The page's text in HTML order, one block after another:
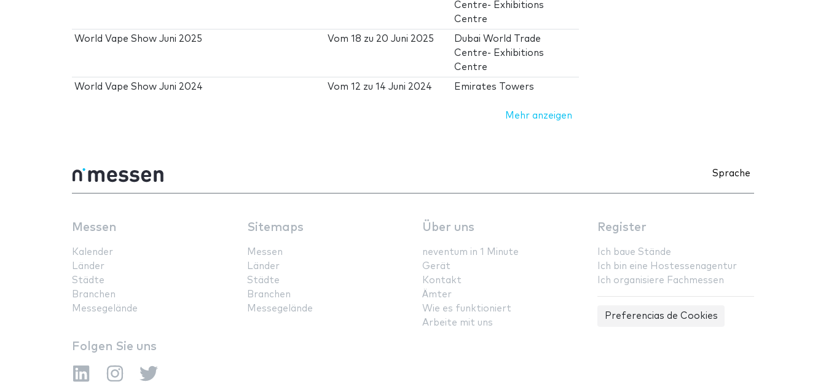
Centre- Exhibitions
Centre
World Vape Show Juni 2025 Vom18 zu 20 Juni 2025
Dubai World Trade
Centre- Exhibitions
Centre
World Vape Show Juni 2024 Vom12 zu14 Juni 2024 Emirates Towers
Mehr anzeigen
Sprache
Messen
Kalender
Länder
Städte
Branchen
Messegelände
Sitemaps
Messen
Länder
Städte
Branchen
Messegelände
Über uns
neventum in 1 Minute
Gerät
Kontakt
Ämter
Wie es funktioniert
Arbeite mit uns
Register
Ich baue Stände
Ich bin eine Hostessenagentur
Ich organisiere Fachmessen
Preferencias de Cookies
Folgen Sie uns